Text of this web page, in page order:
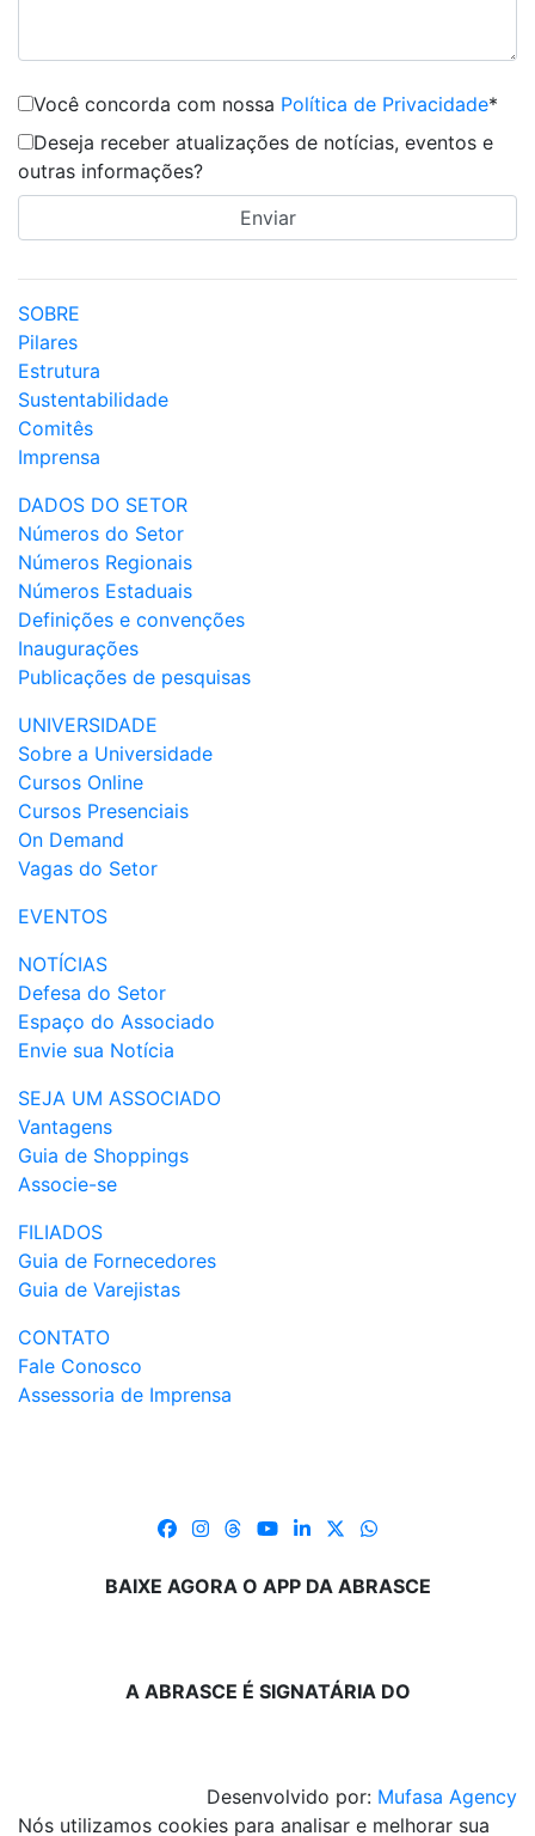
Você concorda com nossa Política de Privacidade*
Deseja receber atualizações de notícias, eventos e
outras informações?
SOBRE
Pilares
Estrutura
Sustentabilidade
Comitês
Imprensa
DADOS DO SETOR
Números do Setor
Números Regionais
Números Estaduais
Definições e convenções
Inaugurações
Publicações de pesquisas
UNIVERSIDADE
Sobre a Universidade
Cursos Online
Cursos Presenciais
On Demand
Vagas do Setor
EVENTOS
NOTÍCIAS
Defesa do Setor
Espaço do Associado
Envie sua Notícia
SEJA UM ASSOCIADO
Vantagens
Guia de Shoppings
Associe-se
FILIADOS
Guia de Fornecedores
Guia de Varejistas
CONTATO
Fale Conosco
Assessoria de Imprensa
BAIXE AGORA O APP DA ABRASCE
A ABRASCE É SIGNATÁRIA DO
Desenvolvido por: Mufasa Agency
Nós utilizamos cookies para analisar e melhorar sua